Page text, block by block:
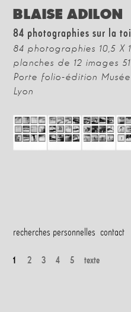
BLAISE ADILON
84 photographies sur la
84 photographies 10,5 X
planches de 12 images
Porte folio-édition
Lyon
recherches personnellescontact
1 2 3 4 5 texte